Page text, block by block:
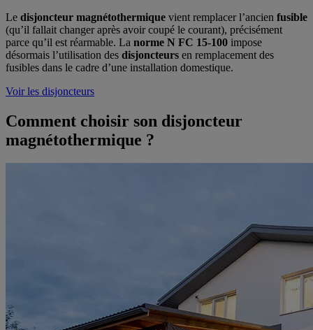
Le disjoncteur magnétothermique vient remplacer l’ancien fusible
(qu’il fallait changer après avoir coupé le courant), précisément
parce qu’il est réarmable. La norme N FC 15-100 impose
désormais l’utilisation des disjoncteurs en remplacement des
fusibles dans le cadre d’une installation domestique.
Voir les disjoncteurs
Comment choisir son disjoncteur
magnétothermique ?